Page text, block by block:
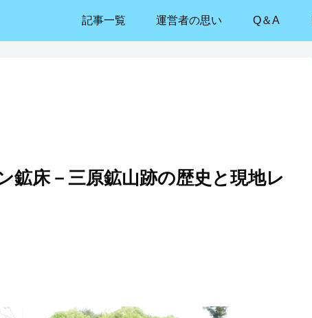
記事一覧 運営者の思い Q＆A
鉱床－三原鉱山跡の歴史と現地レ